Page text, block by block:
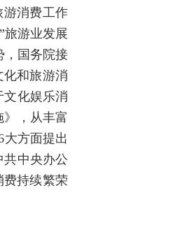
游消费工作
旅游业发展
，国务院接
和旅游消
文化娱乐消
，从丰富
方面提出
共中央办公
费持续繁荣